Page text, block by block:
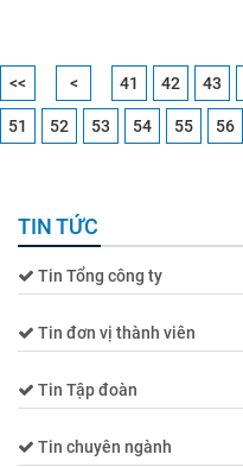
<< < 41 42 43
51 52 53 54 55 56
TIN TỨC
Tin Tổng công ty
Tin đơn vị thành viên
Tin Tập đoàn
Tin chuyên ngành